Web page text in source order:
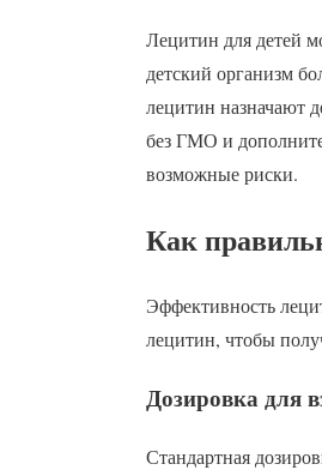
Лецитин для детей
детский организм
лецитин назначают
без ГМО и
возможные риски.
Как
Эффективность
лецитин, чтобы
Дозировка для
Стандартная